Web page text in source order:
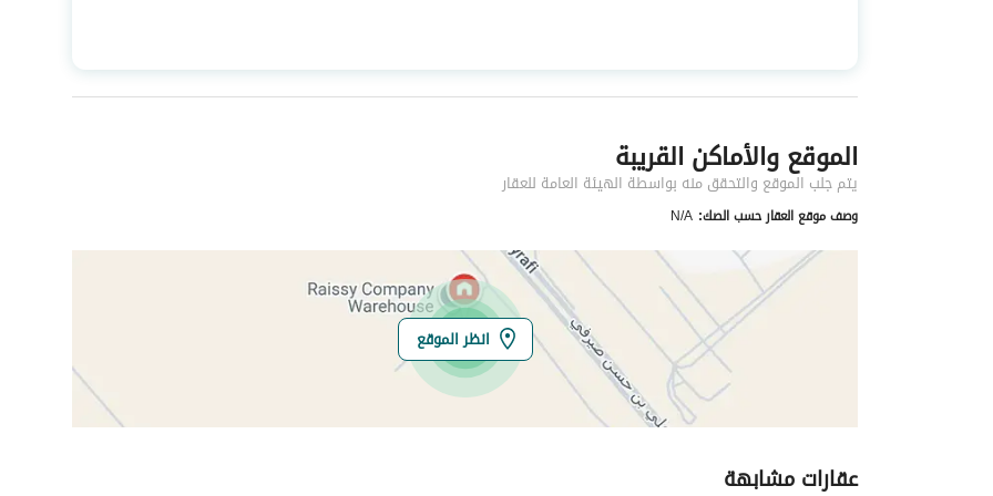
نوع العقار
فلل
عدد الغرف
4
خدمات العقار
كهرباء نعم
تفاصيل اضافية
جديد
15
هل يوجد اي التزام
على العقار ؟
الموقع والأماكن القريبة
يتم جلب الموقع والتحقق منه بواسطة الهيئة العامة للعقار
وصف موقع العقار حسب الصك: N/A
انظر الموقع
عقارات مشابهة